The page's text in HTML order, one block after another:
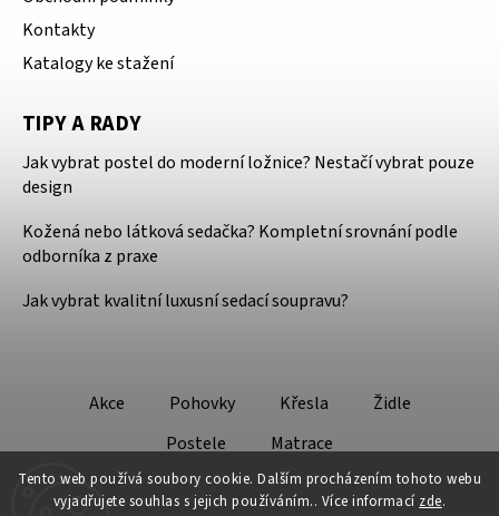
Tento web používá soubory cookie. Dalším procházením tohoto webu
vyjadřujete souhlas s jejich používáním.. Více informací zde.
Kontakty
Katalogy ke stažení
TIPY A RADY
Jak vybrat postel do moderní ložnice? Nestačí vybrat pouze
design
Kožená nebo látková sedačka? Kompletní srovnání podle
odborníka z praxe
Jak vybrat kvalitní luxusní sedací soupravu?
Akce Pohovky Křesla
Židle
Postele
Matrace